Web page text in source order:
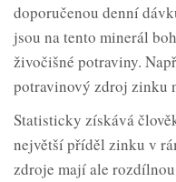
doporučenou denní
jsou na tento minerál
živočišné potraviny.
potravinový zdroj zinku
Statisticky získává
největší příděl zinku v
zdroje mají ale